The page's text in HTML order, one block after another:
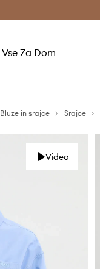
Vse Za Dom
Bluze in srajce Srajce
Video